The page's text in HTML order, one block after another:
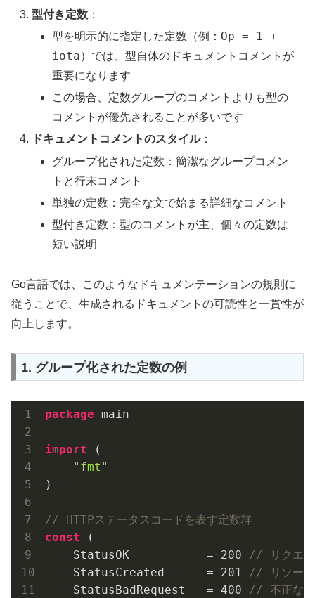
型付き定数 ：
型を明示的に指定した定数（例： Op = 1 +
iota）では、型自体のドキュメントコメントが
重要になります
この場合、定数グループのコメントよりも型の
コメントが優先されることが多いです
ドキュメントコメントのスタイル：
グループ化された定数：簡潔なグループコメン
トと行末コメント
単独の定数：完全な文で始まる詳細なコメント
型付き定数：型のコメントが主、個々の定数は
短い説明
Go言語では、このようなドキュメンテーションの規則に
従うことで、生成されるドキュメントの可読性と一貫性が
向上します。
1. グループ化された定数の例
package main
import (
"fmt"
)
// HTTPステータスコードを表す定数群
const (
    StatusOK           =
200
// リクエス
    StatusCreated      =
201
// リソース
    StatusBadRequest   =
400
// 不正なリ